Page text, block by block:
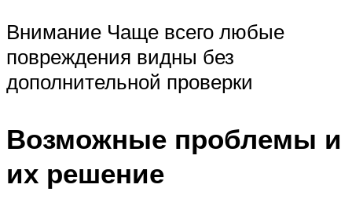
Внимание Чаще всего любые
повреждения видны без
дополнительной проверки
Возможные проблемы и
их решение